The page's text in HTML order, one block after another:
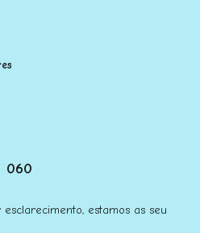
060
estamos as seu